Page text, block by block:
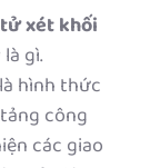
xét khối
gì.
là hình thức
công
các giao